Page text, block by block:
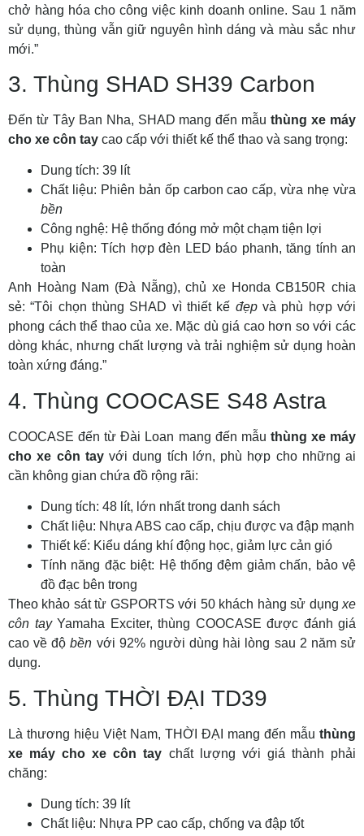
chở hàng hóa cho công việc kinh doanh online. Sau 1 năm
sử dụng, thùng vẫn giữ nguyên hình dáng và màu sắc như
mới.”
3. Thùng SHAD SH39 Carbon
Đến từ Tây Ban Nha, SHAD mang đến mẫuthùng xe máy
cho xe côn tay cao cấp với thiết kế thể thao và sang trọng:
Dung tích: 39 lít
Chất liệu: Phiên bản ốp carbon cao cấp, vừa nhẹ vừa
bền
Công nghệ: Hệ thống đóng mở một chạm tiện lợi
Phụ kiện: Tích hợp đèn LED báo phanh, tăng tính an
toàn
Anh Hoàng Nam (Đà Nẵng), chủ xe Honda CB150R chia
sẻ: “Tôi chọn thùng SHAD vì thiết kế đẹpvà phù hợp với
phong cách thể thao của xe. Mặc dù giá cao hơn so với các
dòng khác, nhưng chất lượng và trải nghiệm sử dụng hoàn
toàn xứng đáng.”
4. Thùng COOCASE S48 Astra
COOCASE đến từ Đài Loan mang đến mẫu thùng xe máy
cho xe côn tayvới dung tích lớn, phù hợp cho những ai
cần không gian chứa đồ rộng rãi:
Dung tích: 48 lít, lớn nhất trong danh sách
Chất liệu: Nhựa ABS cao cấp, chịu được va đập mạnh
Thiết kế: Kiểu dáng khí động học, giảm lực cản gió
Tính năng đặc biệt: Hệ thống đệm giảm chấn, bảo vệ
đồ đạc bên trong
Theo khảo sát từ GSPORTS với 50 khách hàng sử dụng xe
côn tayYamaha Exciter, thùng COOCASE được đánh giá
cao về độbền với 92% người dùng hài lòng sau 2 năm sử
dụng.
5. Thùng THỜI ĐẠI TD39
Là thương hiệu Việt Nam, THỜI ĐẠI mang đến mẫu thùng
xe máy cho xe côn tay chất lượng với giá thành phải
chăng:
Dung tích: 39 lít
Chất liệu: Nhựa PP cao cấp, chống va đập tốt